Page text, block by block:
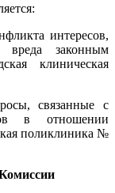
интересов,
вреда законным
клиническая
связанные с
в отношении
поликлиника №